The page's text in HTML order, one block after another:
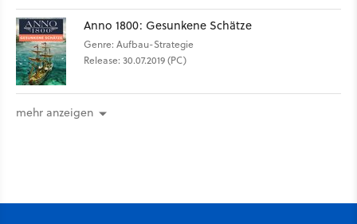
Anno 1800: Gesunkene Schätze
Genre: Aufbau-Strategie
Release: 30.07.2019 (PC)
mehr anzeigen